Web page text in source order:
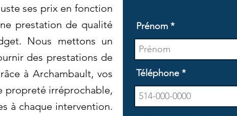
ses prix en fonction
prestation de qualité
Nous mettons un
des prestations de
à Archambault, vos
propreté irréprochable,
à chaque intervention.
Prénom
Téléphone